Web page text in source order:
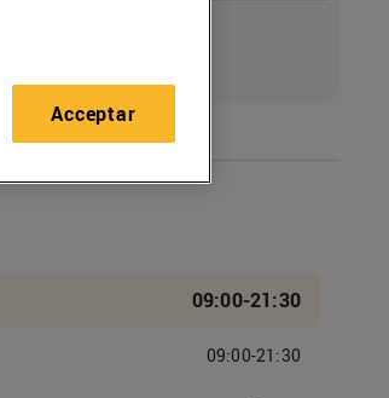
09:00-21:30
09:00-21:30
Acceptar